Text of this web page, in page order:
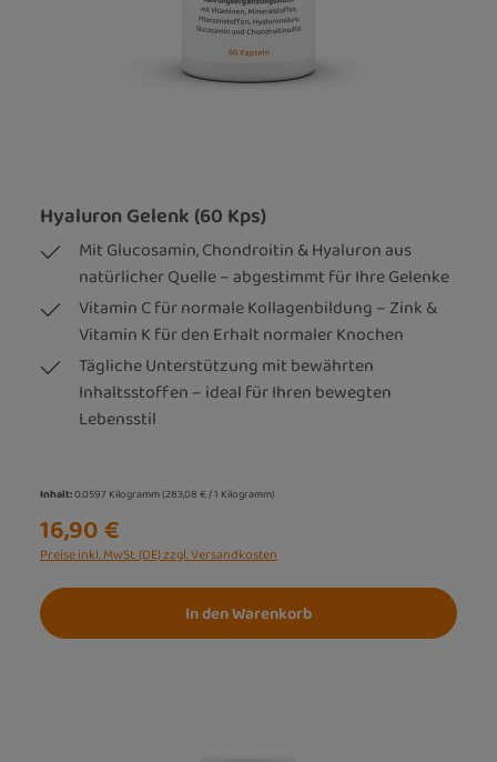
Hyaluron Gelenk (60 Kps)
Mit Glucosamin, Chondroitin & Hyaluron aus
natürlicher Quelle – abgestimmt für Ihre Gelenke
Vitamin C für normale Kollagenbildung – Zink &
Vitamin K für den Erhalt normaler Knochen
Tägliche Unterstützung mit bewährten
Inhaltsstoffen – ideal für Ihren bewegten
Lebensstil
Inhalt:0.0597 Kilogramm(283,08 € / 1 Kilogramm)
16,90 €
Preise inkl. MwSt. (DE) zzgl. Versandkosten
In den Warenkorb